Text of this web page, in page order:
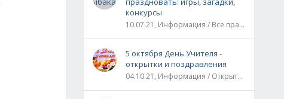
конкурсы
10.07.21, Информация / Все праздники
5 октября День Учителя -
открытки и поздравления
04.10.21, Информация / Открытки / Все праздники